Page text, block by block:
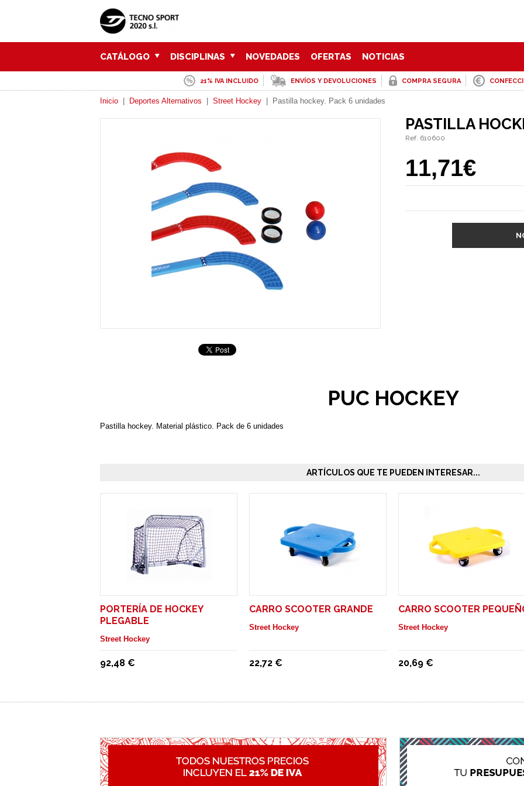
CATÁLOGO DISCIPLINAS NOVEDADES OFERTAS NOTICIAS
21% IVA INCLUIDO ENVÍOS Y DEVOLUCIONES COMPRA SEGURA
Inicio Deportes Alternativos Street Hockey Pastilla hockey. Pack 6 unidades
PASTILLA
Ref. 610600
11,71€
PUC HOCKEY
Pastilla hockey. Material plástico. Pack de 6 unidades
ARTÍCULOS QUE TE PUEDEN INTERESAR...
PORTERÍA DE HOCKEY
PLEGABLE
Street Hockey
92,48 €
CARRO SCOOTER GRANDE
Street Hockey
22,72 €
CARRO SCOOTER
Street Hockey
20,69 €